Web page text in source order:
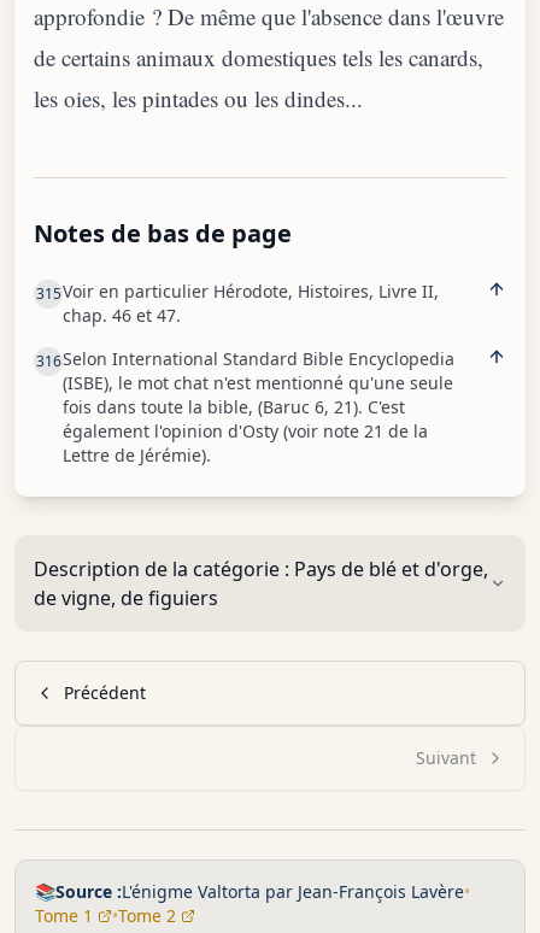
approfondie ? De même que l'absence dans l'œuvre
de certains animaux domestiques tels les canards,
les oies, les pintades ou les dindes...
Notes de bas de page
315Voir en particulier Hérodote, Histoires, Livre II,
chap. 46 et 47.
316Selon International Standard Bible Encyclopedia
(ISBE), le mot chat n'est mentionné qu'une seule
fois dans toute la bible, (Baruc 6, 21). C'est
également l'opinion d'Osty (voir note 21 de la
Lettre de Jérémie).
Description de la catégorie : Pays de blé et d'orge,
de vigne, de figuiers
Précédent
Suivant
📚Source :L'énigme Valtorta par Jean-François Lavère•
Tome 1
•Tome 2